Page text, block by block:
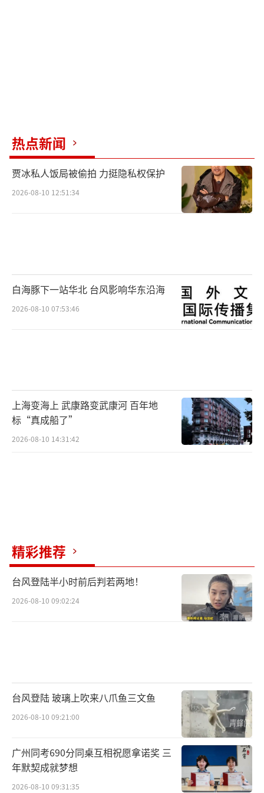
热点新闻
贾冰私人饭局被偷拍 力挺隐私权保护
2026-08-10 12:51:34
白海豚下一站华北 台风影响华东沿海
2026-08-10 07:53:46
上海变海上 武康路变武康河 百年地
标“真成船了”
2026-08-10 14:31:42
精彩推荐
台风登陆半小时前后判若两地！
2026-08-10 09:02:24
台风登陆 玻璃上吹来八爪鱼三文鱼
2026-08-10 09:21:00
广州同考690分同桌互相祝愿拿诺奖 三
年默契成就梦想
2026-08-10 09:31:35